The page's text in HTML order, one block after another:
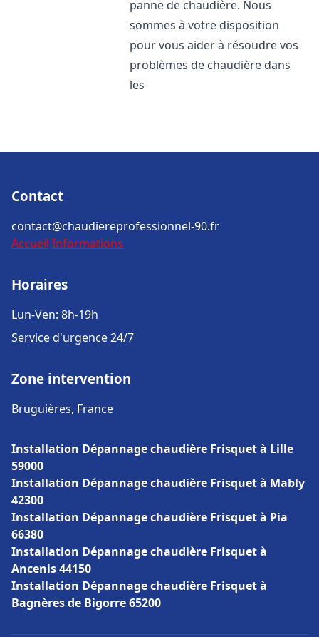
panne de chaudière. Nous
sommes à votre disposition
pour vous aider à résoudre vos
problèmes de chaudière dans
les
Contact
contact@chaudiereprofessionnel-90.fr
Accueil Informations
Horaires
Lun-Ven: 8h-19h
Service d'urgence 24/7
Zone intervention
Bruguières, France
Installation Dépannage chaudière Frisquet à Lille
59000
Installation Dépannage chaudière Frisquet à Mably
42300
Installation Dépannage chaudière Frisquet à Pia
66380
Installation Dépannage chaudière Frisquet à
Ancenis 44150
Installation Dépannage chaudière Frisquet à
Bagnères de Bigorre 65200